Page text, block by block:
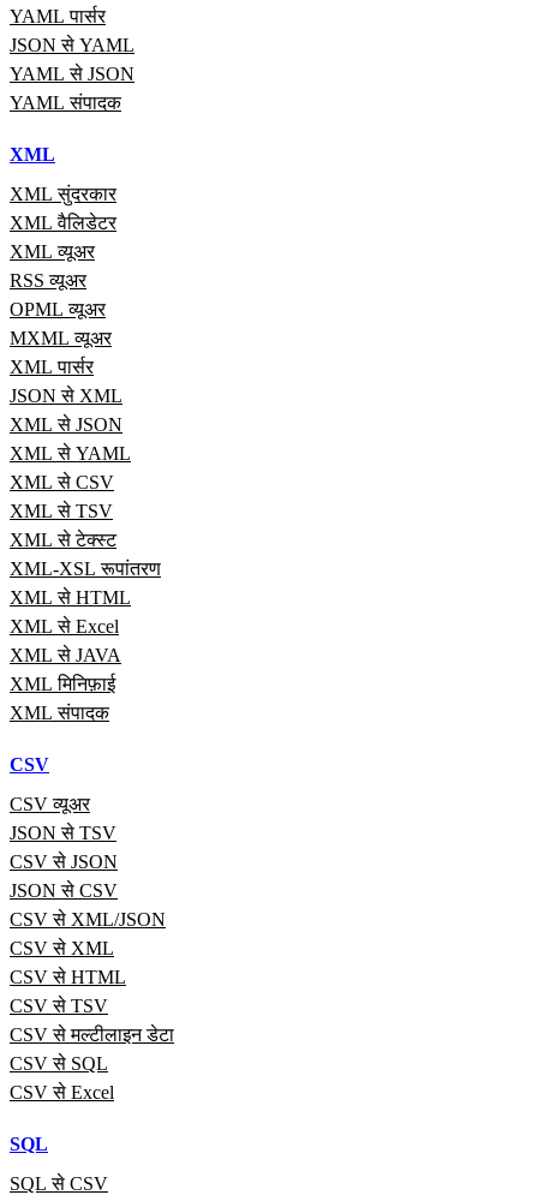
YAML पार्सर
JSON से YAML
YAML से JSON
YAML संपादक
XML
XML सुंदरकार
XML वैलिडेटर
XML व्यूअर
RSS व्यूअर
OPML व्यूअर
MXML व्यूअर
XML पार्सर
JSON से XML
XML से JSON
XML से YAML
XML से CSV
XML से TSV
XML से टेक्स्ट
XML-XSL रूपांतरण
XML से HTML
XML से Excel
XML से JAVA
XML मिनिफ़ाई
XML संपादक
CSV
CSV व्यूअर
JSON से TSV
CSV से JSON
JSON से CSV
CSV से XML/JSON
CSV से XML
CSV से HTML
CSV से TSV
CSV से मल्टीलाइन डेटा
CSV से SQL
CSV से Excel
SQL
SQL से CSV